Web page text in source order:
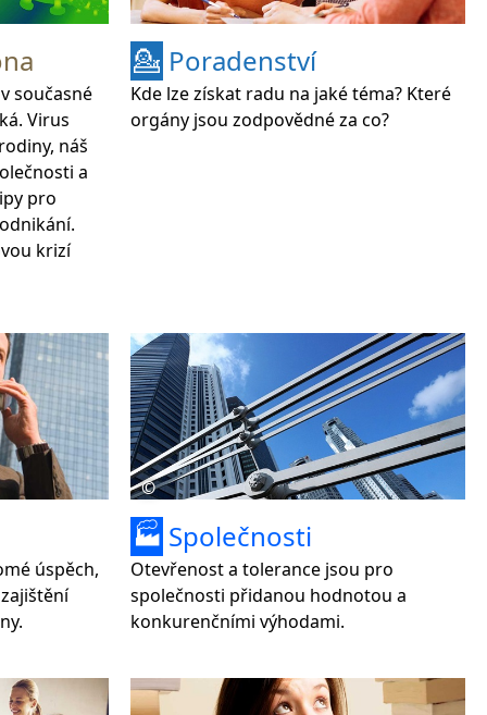
pomohou začít pracovat ve světě práce
Animovaná vysvětlení videa přímo v
mnoha oblastech pomáhá s
jednoduchým porozuměním a výukou
němčiny
Nový region Vorpommern-Greifswald
kraj dostupný ke stažení
současné
Virus
náš
a
pro
krizí
💁 Poradenství
Kde lze získat radu na jaké téma? Které
orgány jsou zodpovědné za co?
úspěch,
©
🏭 Společnosti
Otevřenost a tolerance jsou pro
společnosti přidanou hodnotou a
konkurenčními výhodami.